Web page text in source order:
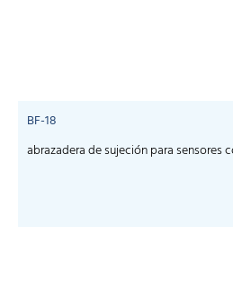
BF-18
abrazadera de sujeción para sensores